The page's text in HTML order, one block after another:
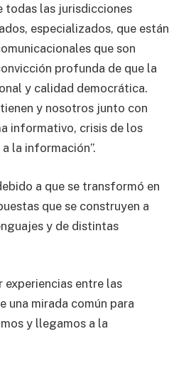
todas las jurisdicciones
especializados, que están
que son
profunda de que la
y calidad democrática.
y nosotros junto con
informativo, crisis de los
la información”.
a que se transformó en
que se construyen a
y de distintas
entre las
una mirada común para
y llegamos a la